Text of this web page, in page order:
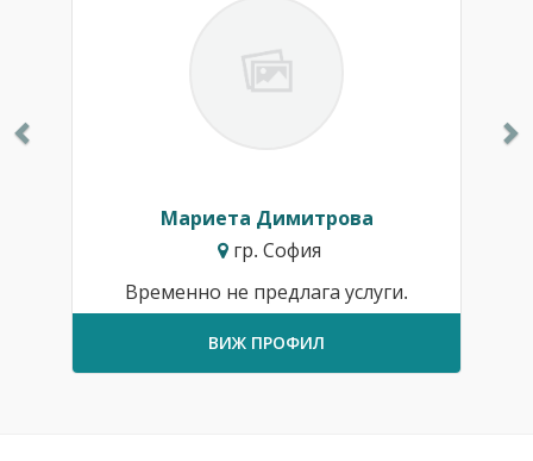
Мариета Димитрова
гр. София
Временно не предлага услуги.
ВИЖ ПРОФИЛ